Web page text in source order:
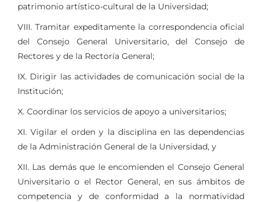
patrimonio artístico-cultural de la Universidad;
VIII. Tramitar expeditamente la correspondencia oficial
del Consejo General Universitario, del Consejo de
Rectores y de la Rectoría General;
IX. Dirigir las actividades de comunicación social de la
Institución;
X. Coordinar los servicios de apoyo a universitarios;
XI. Vigilar el orden y la disciplina en las dependencias
de la Administración General de la Universidad, y
XII. Las demás que le encomienden el Consejo General
Universitario o el Rector General, en sus ámbitos de
competencia y de conformidad a la normatividad